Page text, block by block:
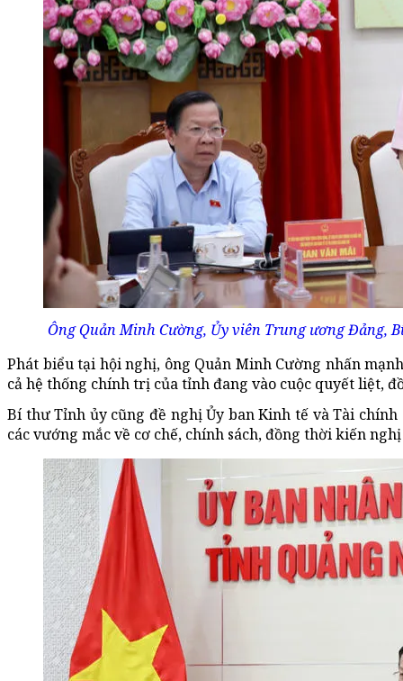
Ông Quản Minh Cường, Ủy viên Trung ương Đảng,
Phát biểu tại hội nghị, ông Quản Minh Cường nhấn
cả hệ thống chính trị của tỉnh đang vào cuộc quyết liệt,
Bí thư Tỉnh ủy cũng đề nghị Ủy ban Kinh tế và Tài
các vướng mắc về cơ chế, chính sách, đồng thời kiến